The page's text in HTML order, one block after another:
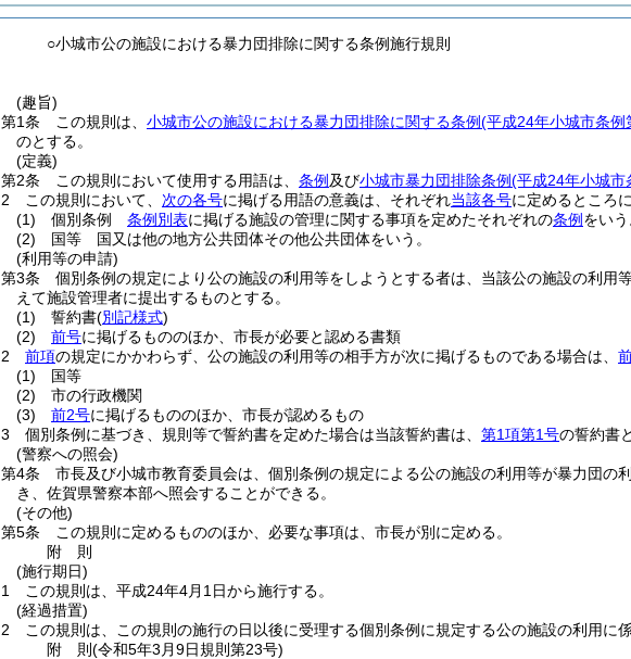
○小城市公の施設における暴力団排除に関する条例施行規則
(趣旨)
第1条
この規則は、 小城市公の施設における暴力団排除に関する条例(平成24年小城市条例
のとする。
(定義)
第2条
この規則において使用する用語は、 条例 及び小城市暴力団排除条例(平成24年小城市
2
この規則において、 次の各号に掲げる用語の意義は、それぞれ当該各号に定めるところに
(1)
個別条例 条例別表に掲げる施設の管理に関する事項を定めたそれぞれの条例 をいう
(2)
国等 国又は他の地方公共団体その他公共団体をいう。
(利用等の申請)
第3条
個別条例の規定により公の施設の利用等をしようとする者は、当該公の施設の利
えて施設管理者に提出するものとする。
(1)
誓約書(別記様式)
(2)
前号に掲げるもののほか、市長が必要と認める書類
2
前項の規定にかかわらず、公の施設の利用等の相手方が次に掲げるものである場合は、
(1)
国等
(2)
市の行政機関
(3)
前2号に掲げるもののほか、市長が認めるもの
3
個別条例に基づき、規則等で誓約書を定めた場合は当該誓約書は、 第1項第1号の誓約書
(警察への照会)
第4条
市長及び小城市教育委員会は、個別条例の規定による公の施設の利用等が暴力団の
き、佐賀県警察本部へ照会することができる。
(その他)
第5条
この規則に定めるもののほか、必要な事項は、市長が別に定める。
附 則
(施行期日)
1
この規則は、平成24年4月1日から施行する。
(経過措置)
2
この規則は、この規則の施行の日以後に受理する個別条例に規定する公の施設の利用に
附 則(令和5年3月9日規則第23号)